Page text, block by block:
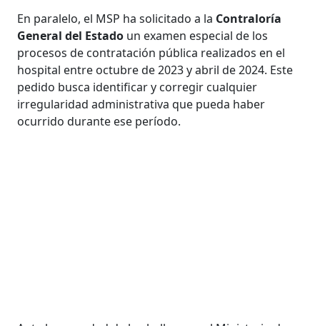
En paralelo, el MSP ha solicitado a la Contraloría
General del Estado un examen especial de los
procesos de contratación pública realizados en el
hospital entre octubre de 2023 y abril de 2024. Este
pedido busca identificar y corregir cualquier
irregularidad administrativa que pueda haber
ocurrido durante ese período.